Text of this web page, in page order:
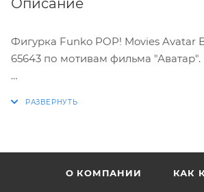
Описание
Фигурка Funko POP! Movies Avatar
65643 по мотивам фильма "Аватар".
* Оригинальный и официально
О КОМПАНИИ КАК